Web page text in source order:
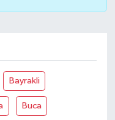
Bayrakli
Buca